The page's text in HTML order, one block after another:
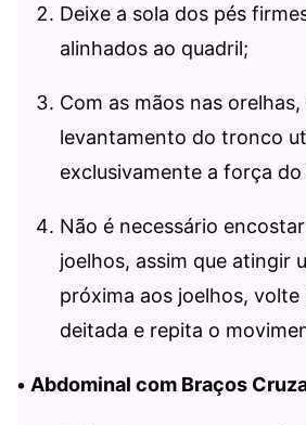
Deixe a sola dos pés
alinhados ao quadril;
Com as mãos nas
levantamento do tronco
exclusivamente a força
Não é necessário
joelhos, assim que atingir
próxima aos joelhos, volte
deitada e repita o
• Abdominal com Braços